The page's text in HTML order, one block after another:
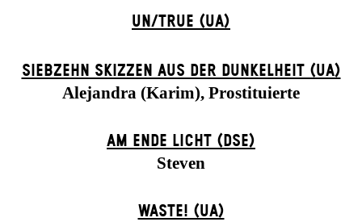
UN/TRUE (UA)
SIEBZEHN SKIZZEN AUS DER DUNKELHEIT (UA)
Alejandra (Karim), Prostituierte
AM ENDE LICHT (DSE)
Steven
WASTE! (UA)